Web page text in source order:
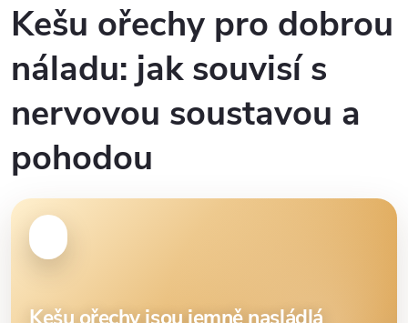
Kešu ořechy pro dobrou
náladu: jak souvisí s
nervovou soustavou a
pohodou